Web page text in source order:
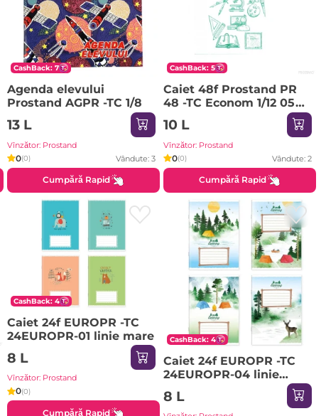
CashBack: 7
Agenda elevului
Prostand AGPR -TC 1/8
13 L
Vînzător: Prostand
0(0) Vândute: 3
Cumpără Rapid
CashBack: 5
Caiet 48f Prostand PR
48 -TC Econom 1/12 05
patratele
10 L
Vînzător: Prostand
0(0) Vândute: 2
Cumpără Rapid
CashBack: 4
Caiet 24f EUROPR -TC
24EUROPR-01 linie mare
8 L
Vînzător: Prostand
0(0)
Cumpără Rapid
CashBack: 4
Caiet 24f EUROPR -TC
24EUROPR-04 linie
8 L